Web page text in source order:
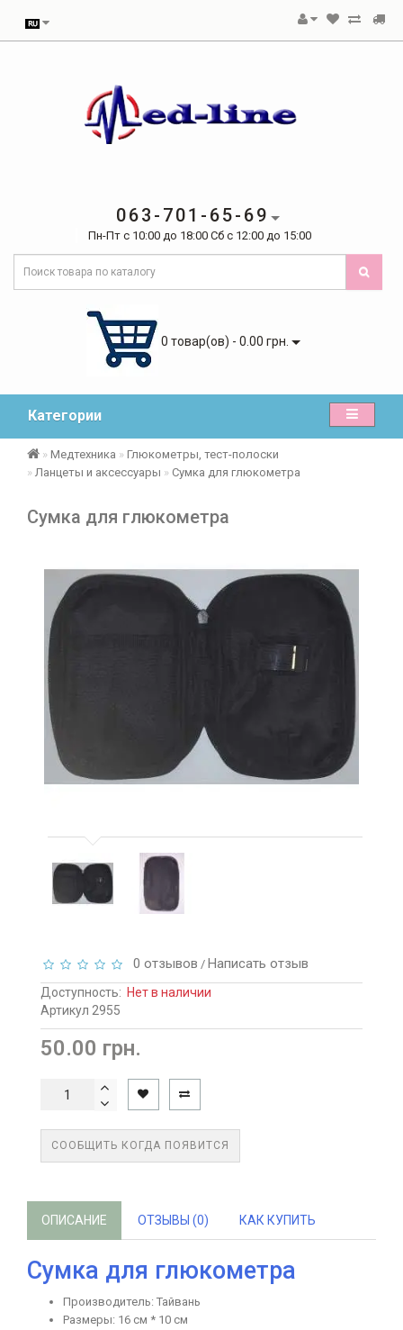
063-701-65-69
Пн-Пт с 10:00 до 18:00 Сб с 12:00 до 15:00
0 товар(ов) - 0.00 грн.
Категории
Медтехника
Глюкометры, тест-полоски
Ланцеты и аксессуары
Сумка для глюкометра
Сумка для глюкометра
0 отзывов / Написать отзыв
Доступность: Нет в наличии
Артикул 2955
50.00 грн.
СООБЩИТЬ КОГДА ПОЯВИТСЯ
ОПИСАНИЕ ОТЗЫВЫ (0) КАК КУПИТЬ
Сумка для глюкометра
Производитель: Тайвань
Размеры: 16 см * 10 см